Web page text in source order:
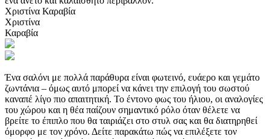
Χριστίνα Καραβία
Χριστίνα
Καραβία
Ένα σαλόνι με πολλά παράθυρα είναι φωτεινό, ευάερο και γεμάτο
ζωντάνια – όμως αυτό μπορεί να κάνει την επιλογή του σωστού
καναπέ λίγο πιο απαιτητική. Το έντονο φως του ήλιου, οι αναλογίες
του χώρου και η θέα παίζουν σημαντικό ρόλο όταν θέλετε να
βρείτε το έπιπλο που θα ταιριάζει στο στυλ σας και θα διατηρηθεί
όμορφο με τον χρόνο. Δείτε παρακάτω πώς να επιλέξετε τον